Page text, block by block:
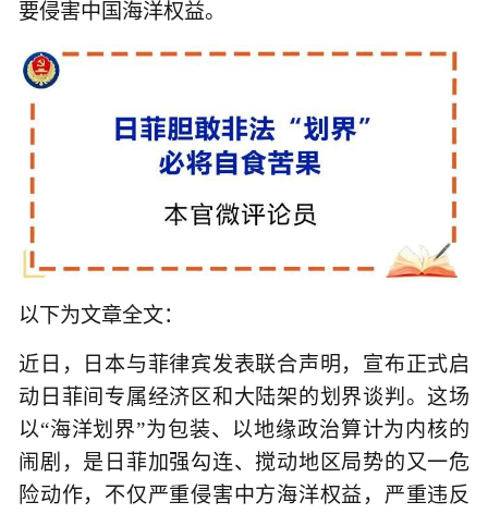
要侵害中国海洋权益。
以下为文章全文：
近日，日本与菲律宾发表联合声明，宣布正式启
动日菲间专属经济区和大陆架的划界谈判。这场
以“海洋划界”为包装、以地缘政治算计为内核的
闹剧，是日菲加强勾连、搅动地区局势的又一危
险动作，不仅严重侵害中方海洋权益，严重违反